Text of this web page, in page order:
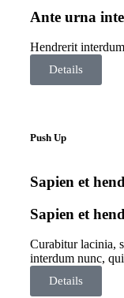
Ante urna
Hendrerit
Details
Push Up
Sapien et
Sapien et
Curabitur lacinia,
interdum nunc,
Details